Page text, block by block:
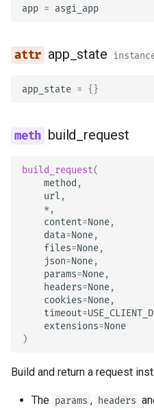
app = asgi_app
app_state
app_state = {}
build_request
build_request(
method ,
url ,
*,
content=None,
data=None,
files=None,
json=None,
params=None,
headers=None,
cookies=None,
timeout=
extensions=None
)
Build and return a request
The params , headers